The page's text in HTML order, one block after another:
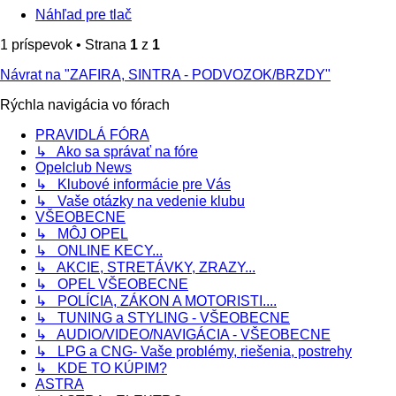
Náhľad pre tlač
1 príspevok • Strana 1 z 1
Návrat na "ZAFIRA, SINTRA - PODVOZOK/BRZDY"
Rýchla navigácia vo fórach
PRAVIDLÁ FÓRA
↳ Ako sa správať na fóre
Opelclub News
↳ Klubové informácie pre Vás
↳ Vaše otázky na vedenie klubu
VŠEOBECNE
↳ MÔJ OPEL
↳ ONLINE KECY...
↳ AKCIE, STRETÁVKY, ZRAZY...
↳ OPEL VŠEOBECNE
↳ POLÍCIA, ZÁKON A MOTORISTI....
↳ TUNING a STYLING - VŠEOBECNE
↳ AUDIO/VIDEO/NAVIGÁCIA - VŠEOBECNE
↳ LPG a CNG- Vaše problémy, riešenia, postrehy
↳ KDE TO KÚPIM?
ASTRA